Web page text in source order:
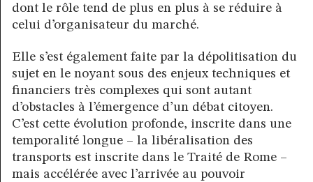
dont le rôle tend de plus en plus à se réduire à
celui d’organisateur du marché.
Elle s’est également faite par la dépolitisation du
sujet en le noyant sous des enjeux techniques et
financiers très complexes qui sont autant
d’obstacles à l’émergence d’un débat citoyen.
C’est cette évolution profonde, inscrite dans une
temporalité longue – la libéralisation des
transports est inscrite dans le Traité de Rome –
mais accélérée avec l’arrivée au pouvoir